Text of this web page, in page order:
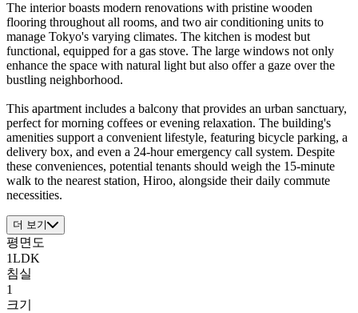
The interior boasts modern renovations with pristine wooden
flooring throughout all rooms, and two air conditioning units to
manage Tokyo's varying climates. The kitchen is modest but
functional, equipped for a gas stove. The large windows not only
enhance the space with natural light but also offer a gaze over the
bustling neighborhood.
This apartment includes a balcony that provides an urban sanctuary,
perfect for morning coffees or evening relaxation. The building's
amenities support a convenient lifestyle, featuring bicycle parking, a
delivery box, and even a 24-hour emergency call system. Despite
these conveniences, potential tenants should weigh the 15-minute
walk to the nearest station, Hiroo, alongside their daily commute
necessities.
더 보기
평면도
1LDK
침실
1
크기